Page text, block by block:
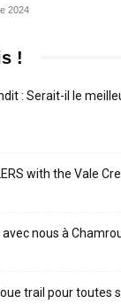
2024
!
: Serait-il le
with the Vale
nous à
trail pour toutes